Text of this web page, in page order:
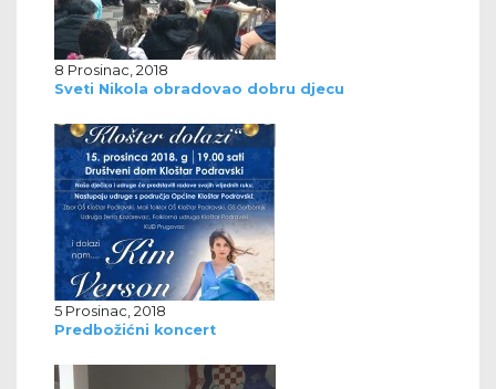
8 Prosinac, 2018
Sveti Nikola obradovao dobru djecu
5 Prosinac, 2018
Predbožićni koncert